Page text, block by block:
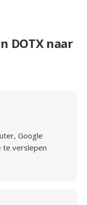
DOTX naar
Google
te verslepen